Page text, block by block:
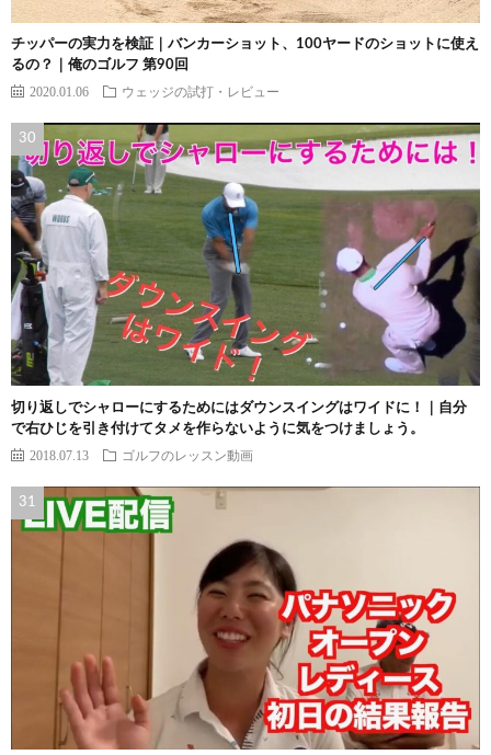
チッパーの実力を検証｜バンカーショット、100ヤードのショットに使え
るの？｜俺のゴルフ 第90回
2020.01.06 ウェッジの試打・レビュー
切り返しでシャローにするためにはダウンスイングはワイドに！｜自分
で右ひじを引き付けてタメを作らないように気をつけましょう。
2018.07.13 ゴルフのレッスン動画